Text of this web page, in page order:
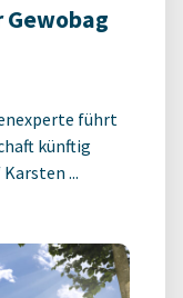
führt
künftig
...